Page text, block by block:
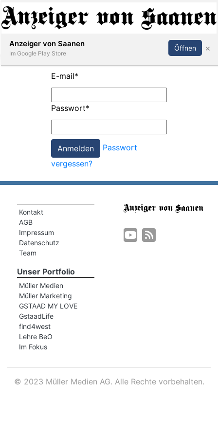
Abonnieren Anmelden
E-mail*
Passwort*
Passwort
vergessen?
Kontakt
AGB
Impressum
Datenschutz
Team
Unser Portfolio
Müller Medien
Müller Marketing
GSTAAD MY LOVE
GstaadLife
find4west
Lehre BeO
Im Fokus
© 2023 Müller Medien AG. Alle Rechte vorbehalten.
Anzeiger von Saanen
Im Google Play Store
Öffnen ×